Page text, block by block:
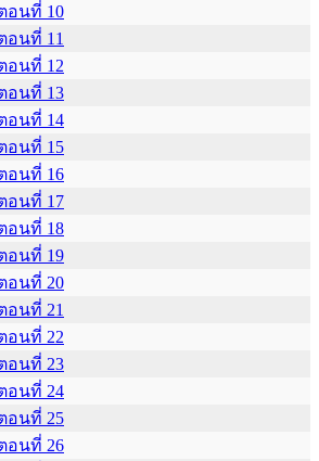
นที่ 10
นที่ 11
นที่ 12
นที่ 13
นที่ 14
นที่ 15
นที่ 16
นที่ 17
นที่ 18
นที่ 19
นที่ 20
นที่ 21
นที่ 22
นที่ 23
นที่ 24
นที่ 25
นที่ 26